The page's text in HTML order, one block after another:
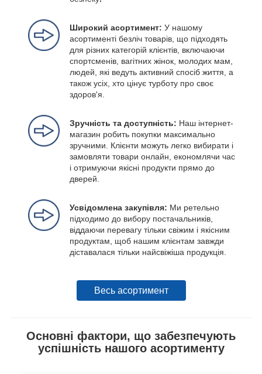
Широкий асортимент: У нашому
асортименті безліч товарів, що підходять
для різних категорій клієнтів, включаючи
спортсменів, вагітних жінок, молодих мам,
людей, які ведуть активний спосіб життя, а
також усіх, хто цінує турботу про своє
здоров'я.
Зручність та доступність: Наш інтернет-
магазин робить покупки максимально
зручними. Клієнти можуть легко вибирати і
замовляти товари онлайн, економлячи час
і отримуючи якісні продукти прямо до
дверей.
Усвідомлена закупівля: Ми ретельно
підходимо до вибору постачальників,
віддаючи перевагу тільки свіжим і якісним
продуктам, щоб нашим клієнтам завжди
діставалася тільки найсвіжіша продукція.
Весь асортимент
Основні фактори, що забезпечують
успішність нашого асортименту